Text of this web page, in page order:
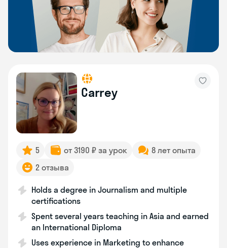
Carrey
5 от 3190 ₽ за урок
8 лет опыта
2 отзыва
Holds a degree in Journalism and multiple
certifications
Spent several years teaching in Asia and earned
an International Diploma
Uses experience in Marketing to enhance